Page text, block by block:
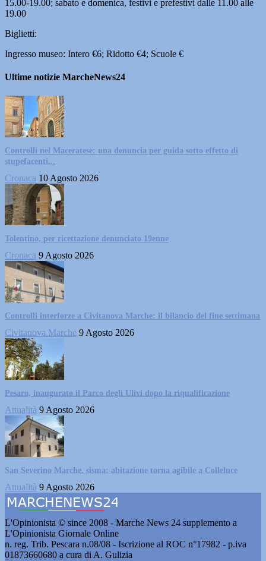
15.00-19.00; sabato e domenica, festivi e prefestivi dalle 11.00 alle
19.00
Biglietti:
Ingresso museo: Intero €6; Ridotto €4; Scuole €
Ultime notizie MarcheNews24
Controlli nel Maceratese: una denuncia per guida sotto effetto di
stupefacenti...
Cronaca 10 Agosto 2026
Tolentino, per ricettazione denunciato 19enne
Cronaca 9 Agosto 2026
Controlli interforze a Civitanova Marche: il bilancio del fine settimana
Civitanova Marche 9 Agosto 2026
Pesaro, inaugurato il Parco degli Ulivi dopo la riqualificazione
Attualità 9 Agosto 2026
San Severino Marche, sisma: abitazione torna agibile a Colleluce
Attualità 9 Agosto 2026
L'Opinionista © since 2008 - Marche News 24 supplemento a
L'Opinionista Giornale Online
n. reg. Trib. Pescara n.08/08 - Iscrizione al ROC n°17982 - p.iva
01873660680 a cura di A. Gulizia